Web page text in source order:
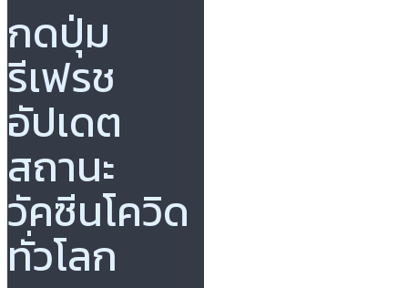
กดปุ่ม
รีเฟรช
อัปเดต
สถานะ
วัคซีนโควิด
ทั่วโลก